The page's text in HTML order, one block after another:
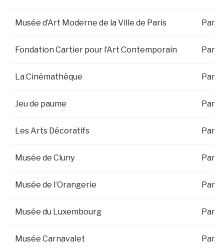
Musée d’Art Moderne de la Ville de Paris Paris
Fondation Cartier pour l’Art Contemporain Paris
La Cinémathèque Paris
Jeu de paume Paris
Les Arts Décoratifs Paris
Musée de Cluny Paris
Musée de l’Orangerie Paris
Musée du Luxembourg Paris
Musée Carnavalet Paris